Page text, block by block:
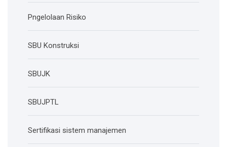
Pngelolaan Risiko
SBU Konstruksi
SBUJK
SBUJPTL
Sertifikasi sistem manajemen